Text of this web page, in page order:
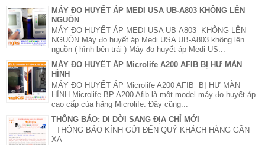
MÁY ĐO HUYẾT ÁP MEDI USA UB-A803 KHÔNG LÊN
NGUỒN
MÁY ĐO HUYẾT ÁP MEDI USA UB-A803 KHÔNG LÊN
NGUỒN Máy đo huyết áp Medi USA UB-A803 không lên
nguồn ( hình bên trái ) Máy đo huyết áp Medi US...
MÁY ĐO HUYẾT ÁP Microlife A200 AFIB BỊ HƯ MÀN
HÌNH
MÁY ĐO HUYẾT ÁP Microlife A200 AFIB BỊ HƯ MÀN
HÌNH Microlife BP A200 Afib là một model máy đo huyết áp
cao cấp của hãng Microlife. Đây cũng...
THÔNG BÁO: DI DỜI SANG ĐỊA CHỈ MỚI
THÔNG BÁO KÍNH GỬI ĐẾN QUÝ KHÁCH HÀNG GẦN
XA